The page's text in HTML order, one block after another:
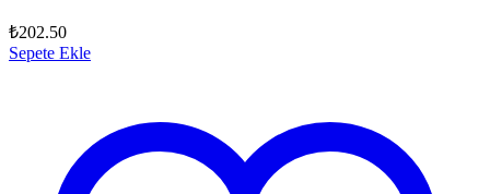
₺202.50
Sepete Ekle